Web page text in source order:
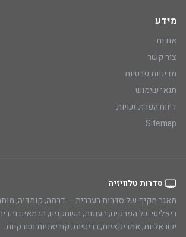
מידע
אודות
צור קשר
מדיניות פרטיות
תנאי שימוש
דיווח הפרת זכויות
Sitemap
סדרות טלוויזיה
מאגר מקיף של סדרות בעברית — דרמה, קומדיה,
ריאליטי. כל הפרקים, העונות, השחקנים, הבמאים
ישראליות, אמריקאיות, בריטיות, קוריאניות וטורקיות.